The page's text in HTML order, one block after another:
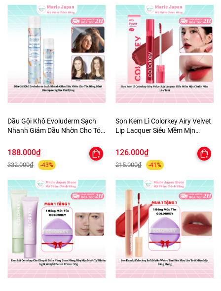
Dầu Gội Khô Evoluderm Sạch
Nhanh Giảm Dầu Nhờn Cho Tóc
Purifying
188.000₫
332.000₫ -43%
Son Kem Lì Colorkey Airy Velvet
Lip Lacquer Siêu Mềm Mịn
126.000₫
215.000₫ -41%